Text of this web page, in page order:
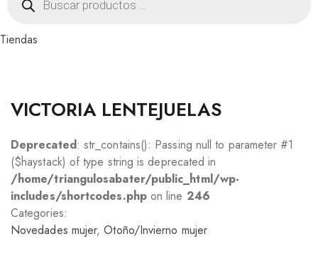
productos
Tiendas
VICTORIA LENTEJUELAS
Deprecated: str_contains(): Passing null to parameter #1
($haystack) of type string is deprecated in
/home/triangulosabater/public_html/wp-
includes/shortcodes.phpon line 246
Categories:
Novedades mujer,Otoño/Invierno mujer